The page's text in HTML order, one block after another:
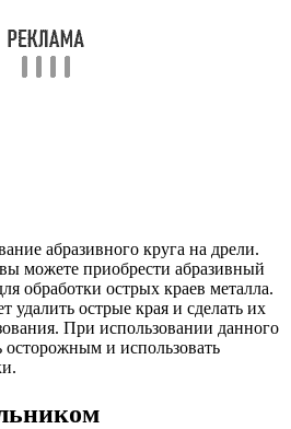
абразивного круга на дрели.
можете приобрести абразивный
обработки острых краев металла.
удалить острые края и сделать их
При использовании данного
осторожным и использовать